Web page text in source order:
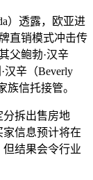
）透露，欧亚进
直销模式冲击传
父鲍勃·汉辛
汉辛（Beverly
族信托接管。
分拆出售房地
信息预计将在
结果会令行业